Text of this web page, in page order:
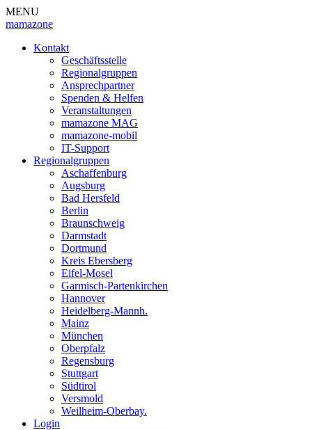
MENU
mamazone
Kontakt
Geschäftsstelle
Regionalgruppen
Ansprechpartner
Spenden & Helfen
Veranstaltungen
mamazone MAG
mamazone-mobil
IT-Support
Regionalgruppen
Aschaffenburg
Augsburg
Bad Hersfeld
Berlin
Braunschweig
Darmstadt
Dortmund
Kreis Ebersberg
Eifel-Mosel
Garmisch-Partenkirchen
Hannover
Heidelberg-Mannh.
Mainz
München
Oberpfalz
Regensburg
Stuttgart
Südtirol
Versmold
Weilheim-Oberbay.
Login